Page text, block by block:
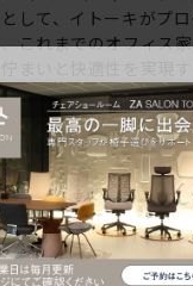
して、イトーキがプ
これまでのオフィス
まいと快適性を実現
注意事項
シ